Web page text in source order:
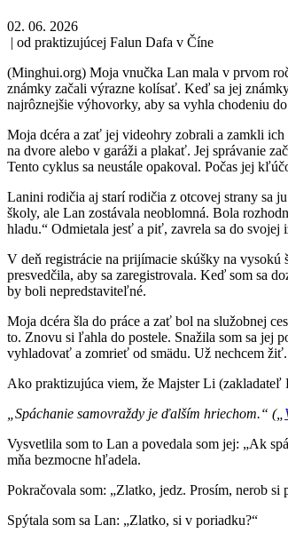
02. 06. 2026
| od praktizujúcej Falun Dafa v Číne
(Minghui.org) Moja vnučka Lan mala v prvom
známky začali výrazne kolísať. Keď sa jej
najrôznejšie výhovorky, aby sa vyhla chodeniu
Moja dcéra a zať jej videohry zobrali a zamkli
na dvore alebo v garáži a plakať. Jej správanie
Tento cyklus sa neustále opakoval. Počas jej
Lanini rodičia aj starí rodičia z otcovej strany sa
školy, ale Lan zostávala neoblomná. Bola
hladu.“ Odmietala jesť a piť, zavrela sa do svojej
V deň registrácie na prijímacie skúšky na vysokú
presvedčila, aby sa zaregistrovala. Keď som sa
by boli nepredstaviteľné.
Moja dcéra šla do práce a zať bol na služobnej
to. Znovu si ľahla do postele. Snažila som sa jej
vyhladovať a zomrieť od smädu. Už nechcem
Ako praktizujúca viem, že Majster Li (zakladateľ
„Spáchanie samovraždy je ďalším hriechom.“ („
Vysvetlila som to Lan a povedala som jej: „Ak
mňa bezmocne hľadela.
Pokračovala som: „Zlatko, jedz. Prosím, nerob si
Spýtala som sa Lan: „Zlatko, si v poriadku?“